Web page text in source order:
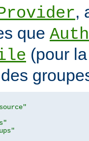
,
que
(pour